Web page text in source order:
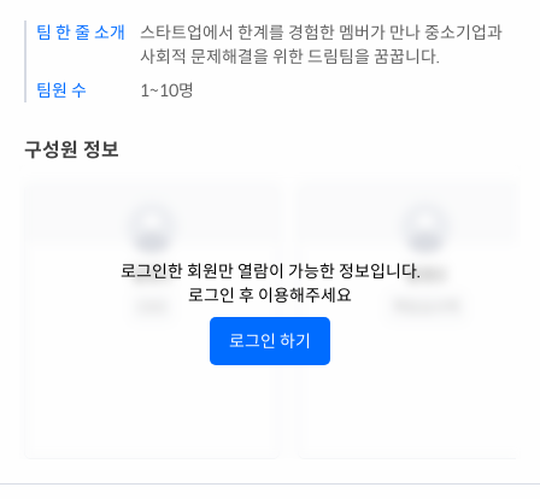
팀 한 줄 소개
스타트업에서 한계를 경험한 멤버가 만나 중소기업과
사회적 문제해결을 위한 드림팀을 꿈꿉니다.
팀원 수
1~10명
구성원 정보
팀원1 팀원2
로그인한 회원만 열람이 가능한 정보입니다.
로그인 후 이용해주세요
로그인 하기